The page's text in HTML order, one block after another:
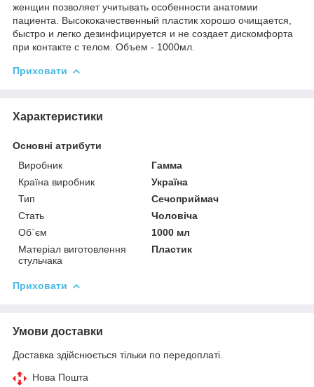
женщин позволяет учитывать особенности анатомии
пациента. Высококачественный пластик хорошо очищается,
быстро и легко дезинфицируется и не создает дискомфорта
при контакте с телом. Объем - 1000мл.
Приховати
Характеристики
Основні атрибути
Виробник
Гамма
Країна виробник
Україна
Тип
Сечоприймач
Стать
Чоловіча
Об`єм
1000 мл
Матеріал виготовлення
стульчака
Пластик
Приховати
Умови доставки
Доставка здійснюється тільки по передоплаті.
Нова Пошта